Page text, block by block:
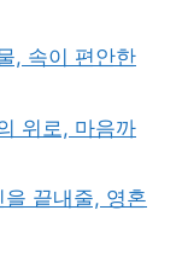
, 속이 편안한
위로, 마음까
을 끝내줄, 영혼